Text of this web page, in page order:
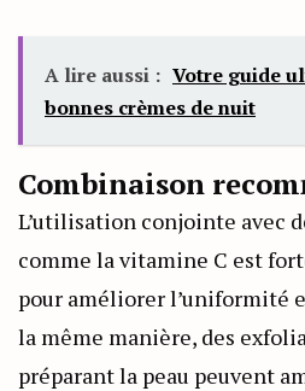
A lire aussi : Votre guide
bonnes crèmes de nuit
Combinaison
L’utilisation conjointe avec
comme la vitamine C est
pour améliorer l’uniformité
la même manière, des
préparant la peau peuvent